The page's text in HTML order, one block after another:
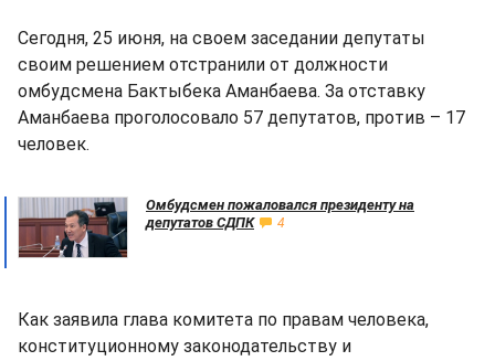
Сегодня, 25 июня, на своем заседании депутаты
своим решением отстранили от должности
омбудсмена Бактыбека Аманбаева. За отставку
Аманбаева проголосовало 57 депутатов, против – 17
человек.
Омбудсмен пожаловался президенту на
депутатов СДПК
4
Как заявила глава комитета по правам человека,
конституционному законодательству и